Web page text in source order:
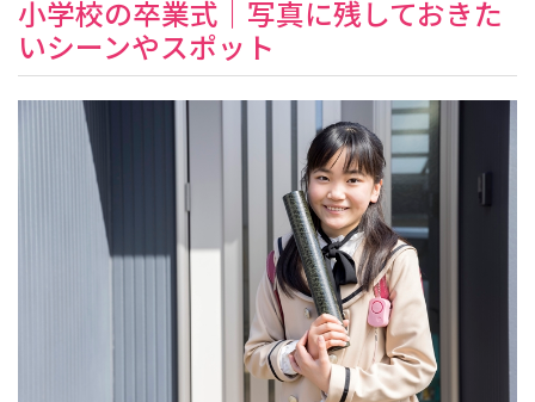
小学校の卒業式｜写真に残しておきた
いシーンやスポット